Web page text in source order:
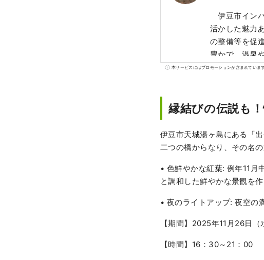
伊豆市イン
活かした魅力
の整備等を促
豊かで、温泉
から電車で約
断転用及び複
本サービスにはプロモーションが含まれていま
縁結びの伝説も
伊豆市天城湯ヶ島にある「
二つの橋からなり、その名
• 色鮮やかな紅葉: 例年11月
と調和した鮮やかな景観を作
• 夜のライトアップ: 夜空の
【期間】2025年11月26日
【時間】16：30～21：00